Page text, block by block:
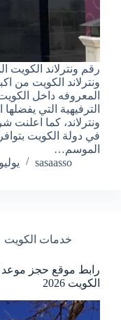
رقم ونترلاند الكويت
ونترلاند الكويت من
المعروفه داخل
الترفيهية التي يفضلها
ونترلاند، كما
في دولة الكويت
الموسم…
sasaasso
يوليو 5, 2026
خدمات الكويت
رابط موقع حجز
الكويت 2026